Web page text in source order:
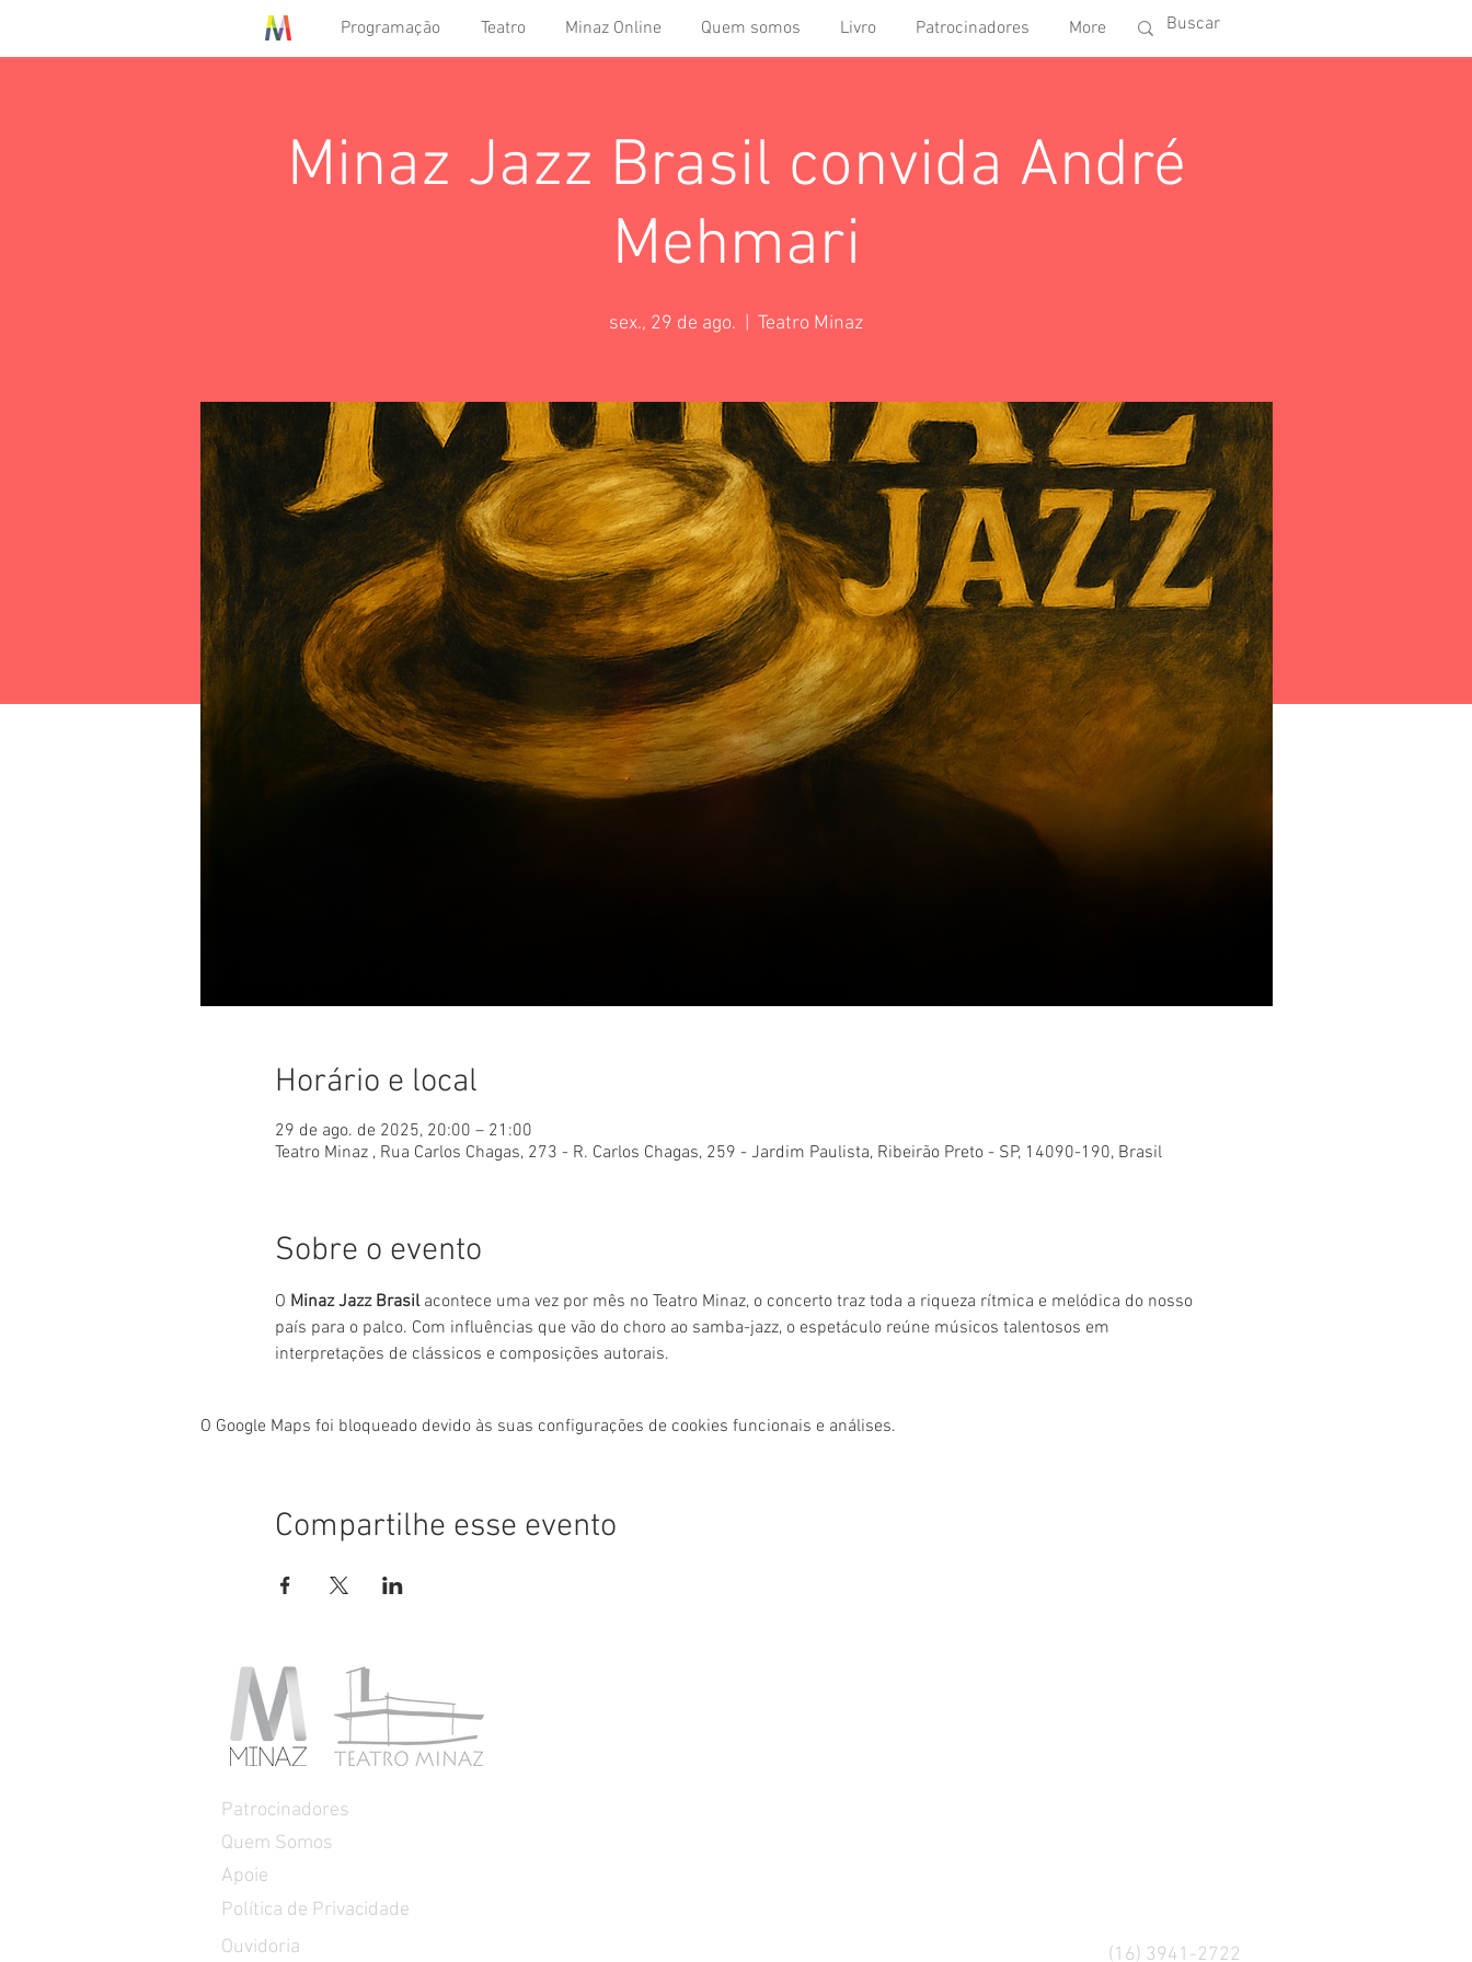
Programação Teatro Minaz Online Quem somos Livro Patrocinadores More
Minaz Jazz Brasil convida André
Mehmari
sex., 29 de ago. Teatro Minaz
Horário e local
29 de ago. de 2025, 20:00 – 21:00
Teatro Minaz , Rua Carlos Chagas, 273 - R. Carlos Chagas, 259 - Jardim Paulista, Ribeirão Preto - SP, 14090-190, Brasil
Sobre o evento
O Minaz Jazz Brasil acontece uma vez por mês no Teatro Minaz, o concerto traz toda a riqueza rítmica e melódica do nosso
país para o palco. Com influências que vão do choro ao samba-jazz, o espetáculo reúne músicos talentosos em
interpretações de clássicos e composições autorais.
O Google Maps foi bloqueado devido às suas configurações de cookies funcionais e análises.
Compartilhe esse evento
Patrocinadores
Quem Somos
Apoie
Política de Privacidade
Ouvidoria
(16) 3941-2722